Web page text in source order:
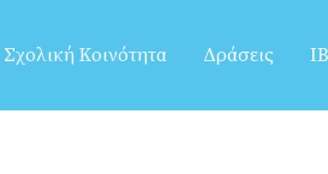
Σχολική Κοινότητα Δράσεις IB